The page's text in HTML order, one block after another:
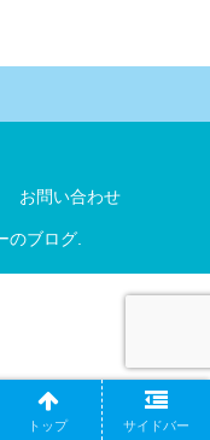
お問い合わせ
のブログ.
トップ サイドバー